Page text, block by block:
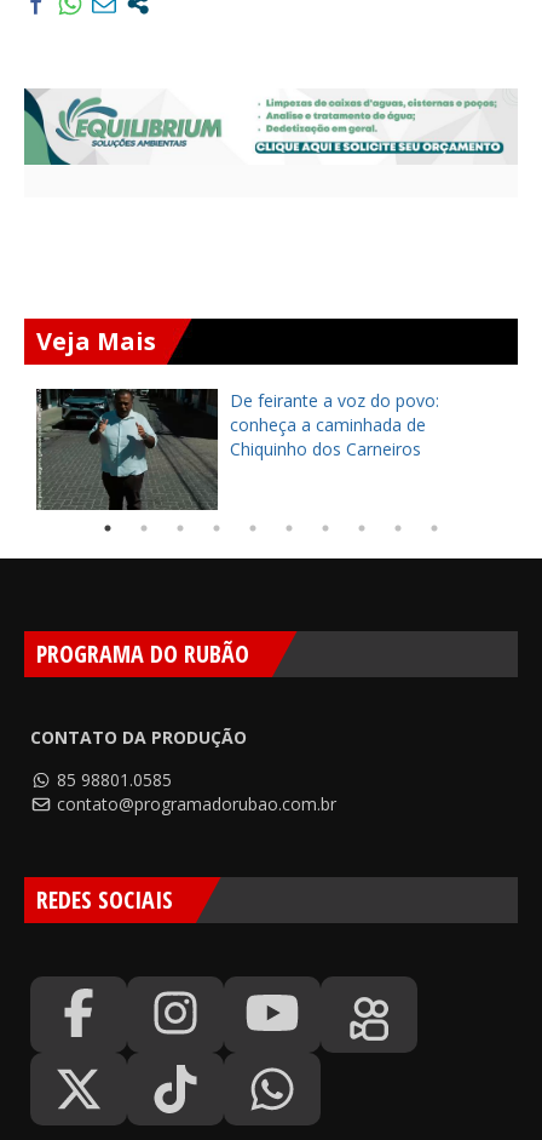
Veja Mais
De feirante a voz do povo:
conheça a caminhada de
Chiquinho dos Carneiros
PROGRAMA DO RUBÃO
CONTATO DA PRODUÇÃO
85 98801.0585
contato@programadorubao.com.br
REDES SOCIAIS